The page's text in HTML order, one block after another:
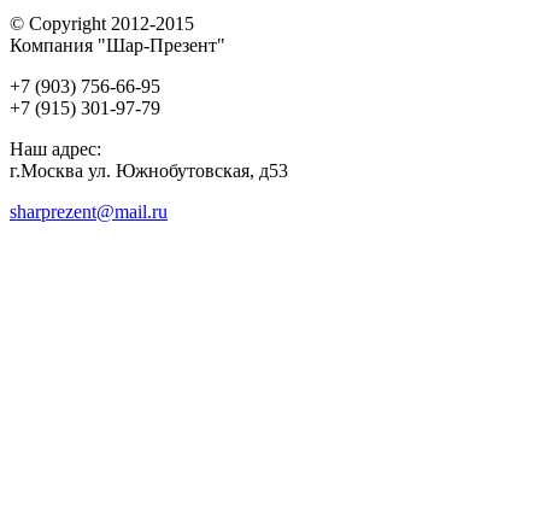
© Copyright 2012-2015
Компания "Шар-Презент"
+7 (903) 756-66-95
+7 (915) 301-97-79
Наш адрес:
г.Москва ул. Южнобутовская, д53
sharprezent@mail.ru